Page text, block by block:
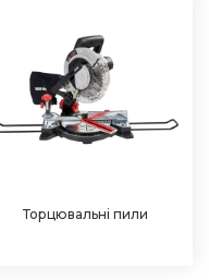
Торцювальні пили